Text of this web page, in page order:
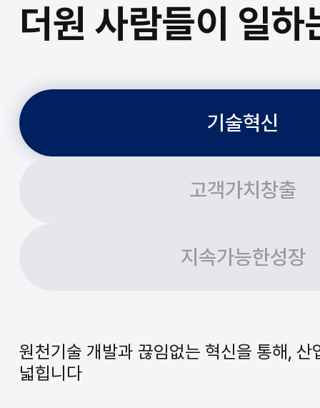
더원 사람들이 일하
기술혁신
고객가치창출
지속가능한성장
원천기술 개발과 끊임없는 혁신을 통해, 산
넓힙니다